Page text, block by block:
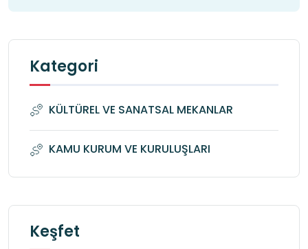
Kategori
KÜLTÜREL VE SANATSAL MEKANLAR
KAMU KURUM VE KURULUŞLARI
Keşfet